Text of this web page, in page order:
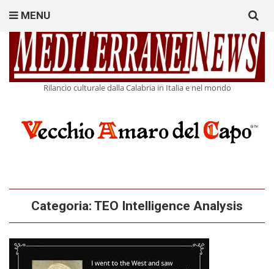
Rilancio culturale dalla Calabria in Italia e nel mondo
MENU
for:
Categoria: TEO Intelligence Analysis